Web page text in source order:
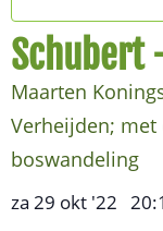
Schubert
Maarten
Verheijden; met
boswandeling
za 29 okt '22